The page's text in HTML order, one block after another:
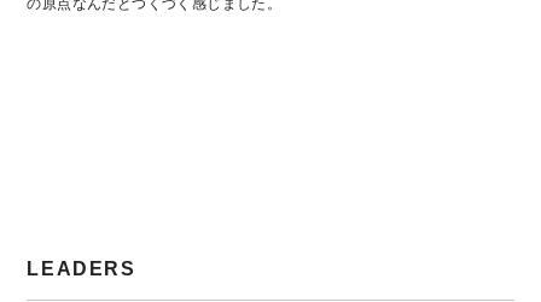
の原点なんだとつくづく感じました。
LEADERS